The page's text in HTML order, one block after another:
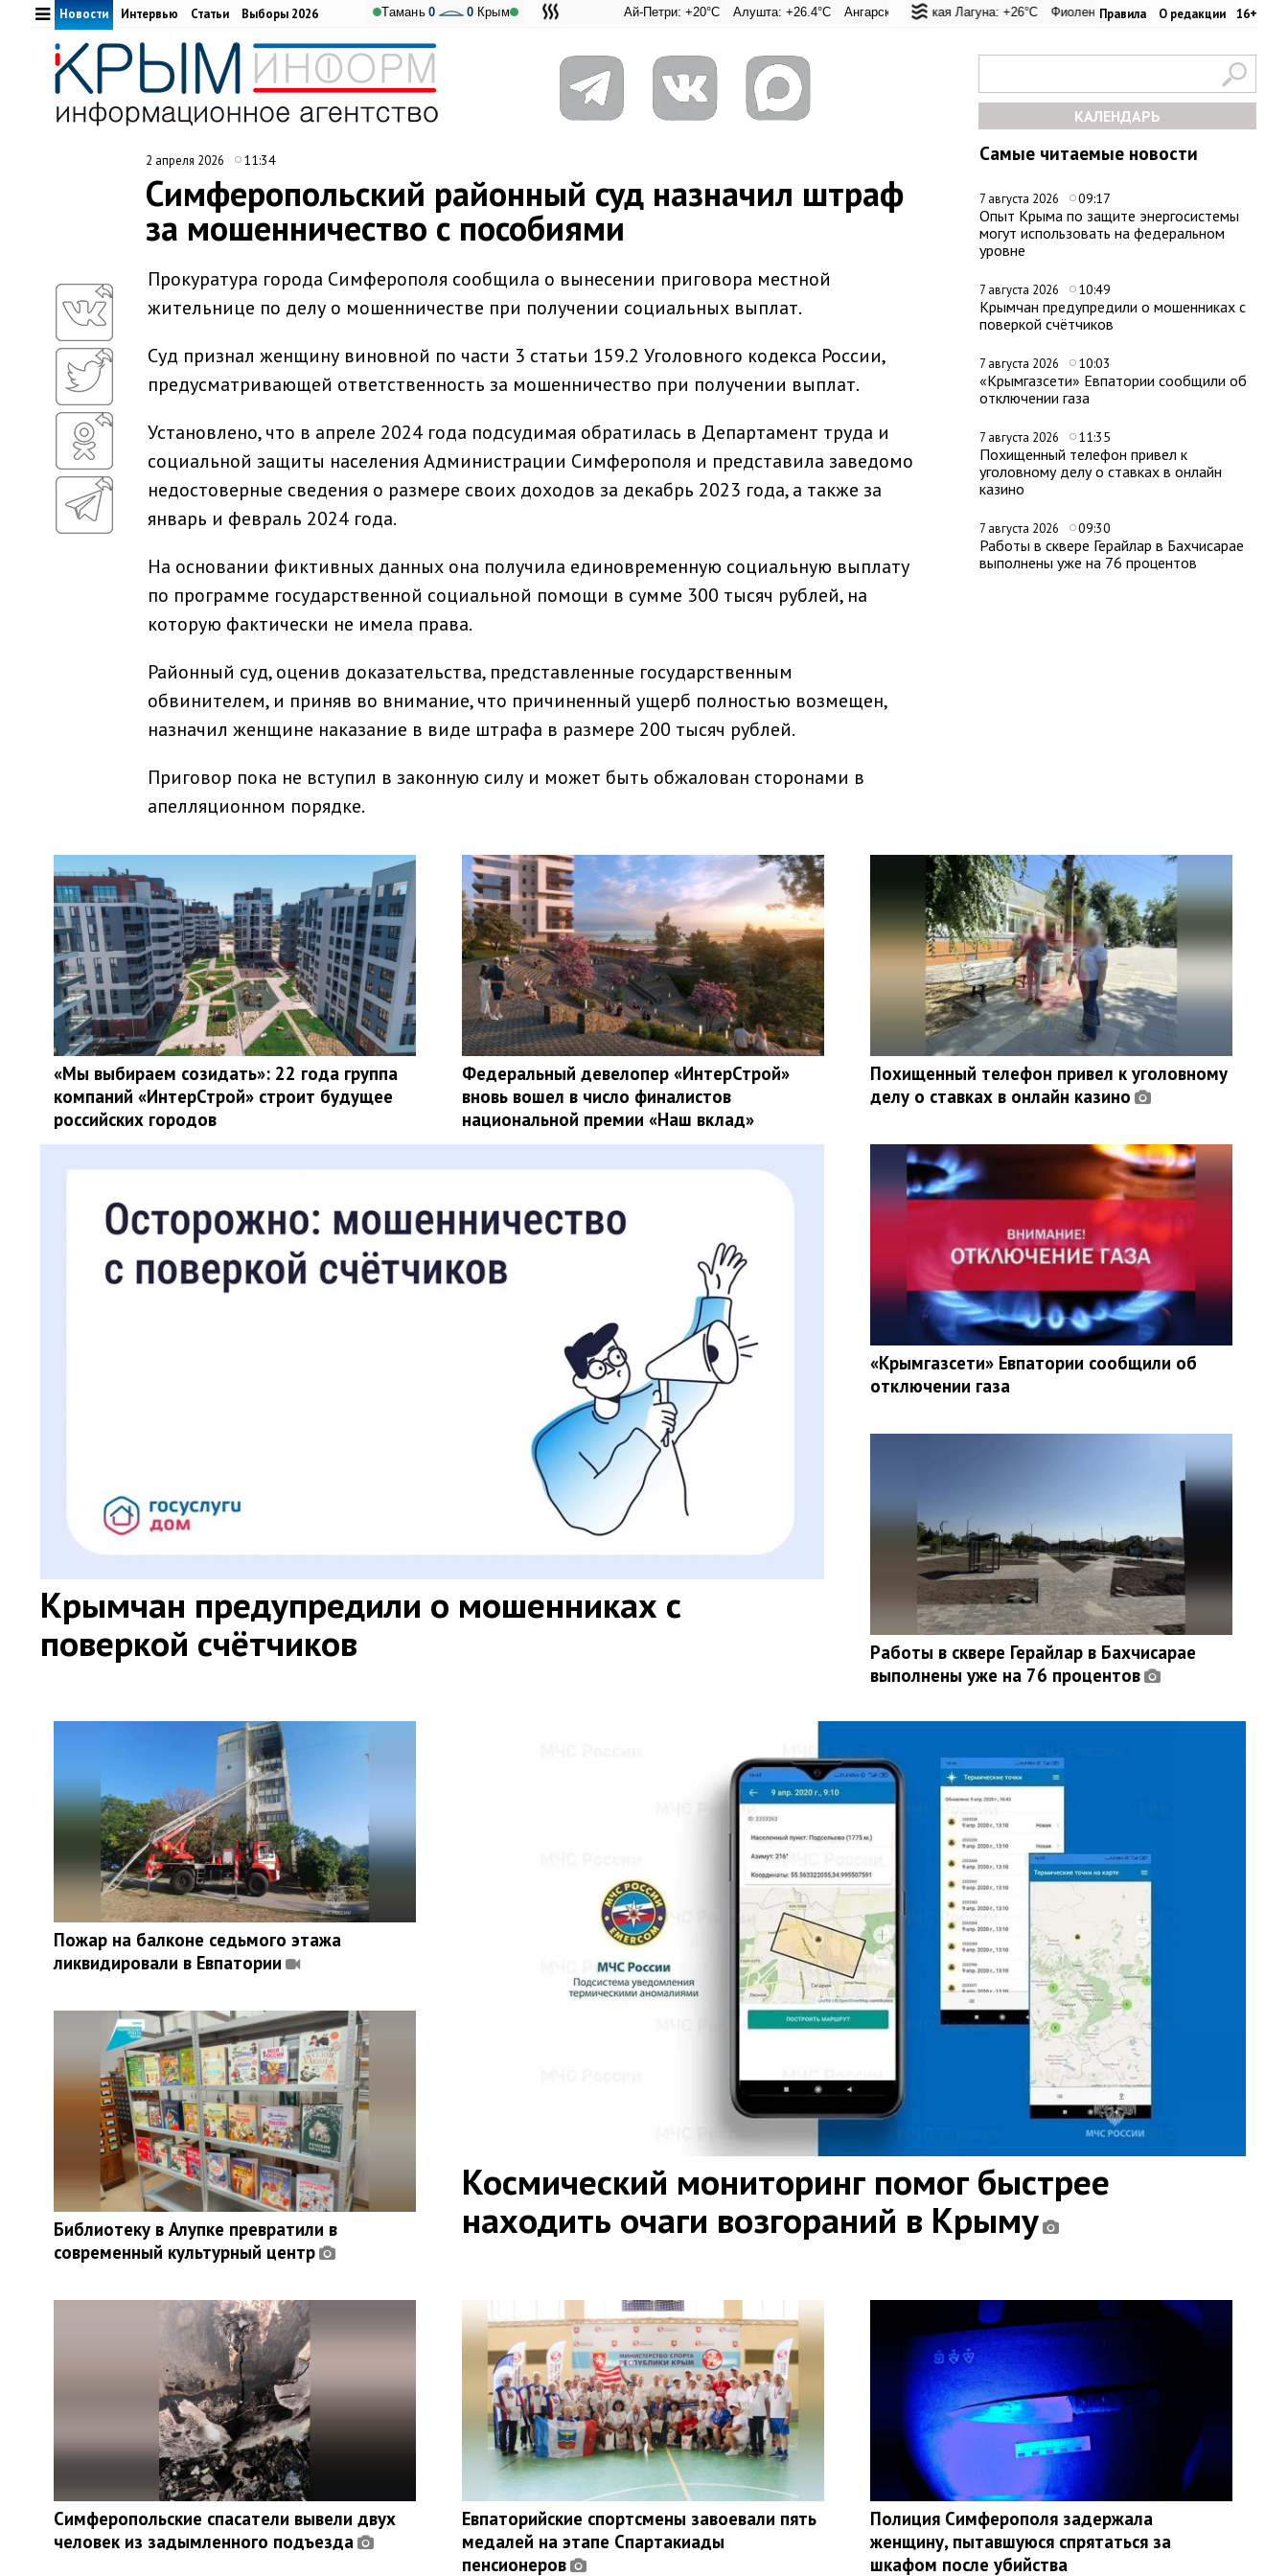
Правила О редакции 16+
Адмиральская Лагуна: +26°C Фиолент: +26.5°C Казачья бухта: +26.4°C
Ай-Петри: +20°C Алушта: +26.4°C Ангарский перевал: +23°C Евпатория: +29.8°C Керчь: +33.4°C Никитский сад:
Тамань 0 0 Крым
Новости Интервью Статьи Выборы 2026
КАЛЕНДАРЬ
Самые читаемые новости
7 августа 2026 09:17
Опыт Крыма по защите энергосистемы
могут использовать на федеральном
уровне
7 августа 2026 10:49
Крымчан предупредили о мошенниках с
поверкой счётчиков
7 августа 2026 10:03
«Крымгазсети» Евпатории сообщили об
отключении газа
7 августа 2026 11:35
Похищенный телефон привел к
уголовному делу о ставках в онлайн
казино
7 августа 2026 09:30
Работы в сквере Герайлар в Бахчисарае
выполнены уже на 76 процентов
2 апреля 2026 11:34
Симферопольский районный суд назначил штраф
за мошенничество с пособиями
Прокуратура города Симферополя сообщила о вынесении приговора местной
жительнице по делу о мошенничестве при получении социальных выплат.
Суд признал женщину виновной по части 3 статьи 159.2 Уголовного кодекса России,
предусматривающей ответственность за мошенничество при получении выплат.
Установлено, что в апреле 2024 года подсудимая обратилась в Департамент труда и
социальной защиты населения Администрации Симферополя и представила заведомо
недостоверные сведения о размере своих доходов за декабрь 2023 года, а также за
январь и февраль 2024 года.
На основании фиктивных данных она получила единовременную социальную выплату
по программе государственной социальной помощи в сумме 300 тысяч рублей, на
которую фактически не имела права.
Районный суд, оценив доказательства, представленные государственным
обвинителем, и приняв во внимание, что причиненный ущерб полностью возмещен,
назначил женщине наказание в виде штрафа в размере 200 тысяч рублей.
Приговор пока не вступил в законную силу и может быть обжалован сторонами в
апелляционном порядке.
«Мы выбираем созидать»: 22 года группа
компаний «ИнтерСтрой» строит будущее
российских городов
Федеральный девелопер «ИнтерСтрой»
вновь вошел в число финалистов
национальной премии «Наш вклад»
Похищенный телефон привел к уголовному
делу о ставках в онлайн казино
Крымчан предупредили о мошенниках с
поверкой счётчиков
«Крымгазсети» Евпатории сообщили об
отключении газа
Работы в сквере Герайлар в Бахчисарае
выполнены уже на 76 процентов
Космический мониторинг помог быстрее
находить очаги возгораний в Крыму
Пожар на балконе седьмого этажа
ликвидировали в Евпатории
Библиотеку в Алупке превратили в
современный культурный центр
Симферопольские спасатели вывели двух
человек из задымленного подъезда
Евпаторийские спортсмены завоевали пять
медалей на этапе Спартакиады
пенсионеров
Полиция Симферополя задержала
женщину, пытавшуюся спрятаться за
шкафом после убийства